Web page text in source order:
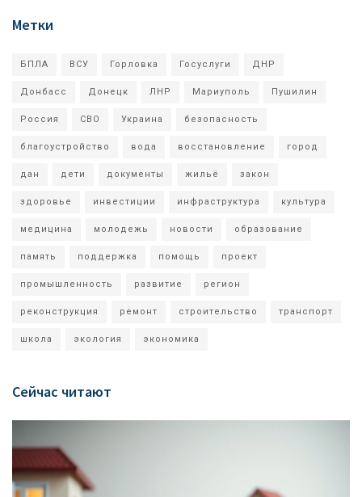
Метки
БПЛА ВСУ Горловка Госуслуги ДНР
Донбасс Донецк ЛНР Мариуполь Пушилин
Россия СВО Украина безопасность
благоустройство вода восстановление город
дан дети документы жильё закон
здоровье инвестиции инфраструктура культура
медицина молодежь новости образование
память поддержка помощь проект
промышленность развитие регион
реконструкция ремонт строительство транспорт
школа экология экономика
Сейчас читают